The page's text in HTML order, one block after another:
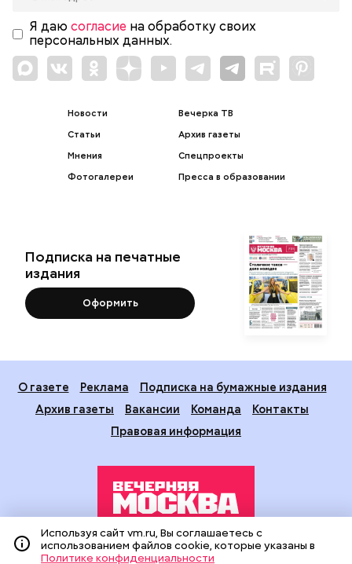
Я даю согласие на обработку своих
персональных данных.
Новости
Статьи
Мнения
Фотогалереи
Вечерка ТВ
Архив газеты
Спецпроекты
Пресса в образовании
Подписка на печатные
издания
Оформить
О газете Реклама
Подписка на бумажные издания
Архив газеты
Вакансии Команда
Контакты
Правовая информация
Издание создано при финансовой поддержке Департамента
Используя сайт vm.ru, Вы соглашаетесь с
использованием файлов cookie, которые указаны в
Политике конфиденциальности